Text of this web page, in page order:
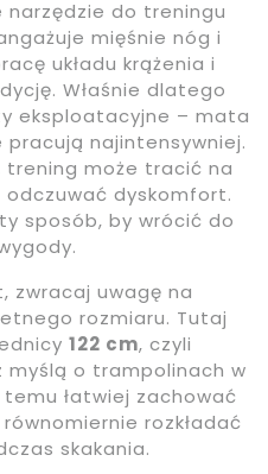
do treningu
mięśnie nóg i
układu krążenia i
Właśnie dlatego
eksploatacyjne – mata
najintensywniej.
trening może tracić na
odczuwać dyskomfort.
sposób, by wrócić do
zwracaj uwagę na
rozmiaru. Tutaj
122 cm, czyli
myślą o trampolinach w
łatwiej zachować
rozkładać
skakania.